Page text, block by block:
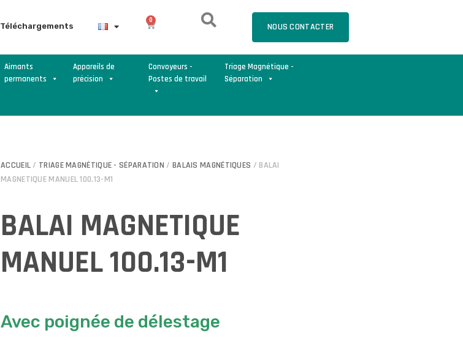
Téléchargements
0
NOUS CONTACTER
Aimants
permanents
Appareils de
précision
Convoyeurs -
Postes de travail
Triage Magnétique -
Séparation
ACCUEIL / TRIAGE MAGNÉTIQUE - SÉPARATION / BALAIS MAGNÉTIQUES / BALAI
MAGNETIQUE MANUEL 100.13-M1
BALAI MAGNETIQUE
MANUEL 100.13-M1
Avec poignée de délestage